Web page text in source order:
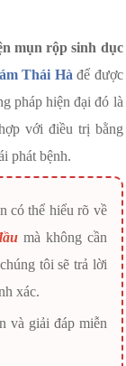
mụn rộp sinh dục
Thái Hà để được
pháp hiện đại đó là
với điều trị bằng
phát bệnh.
có thể hiểu rõ về
mà không cần
tôi sẽ trả lời
xác.
và giải đáp miễn